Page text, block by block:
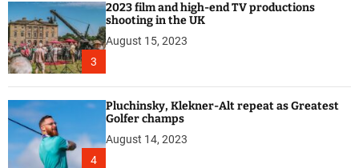
3
2023 film and high-end TV productions
shooting in the UK
August 15, 2023
4
Pluchinsky, Klekner-Alt repeat as Greatest
Golfer champs
August 14, 2023